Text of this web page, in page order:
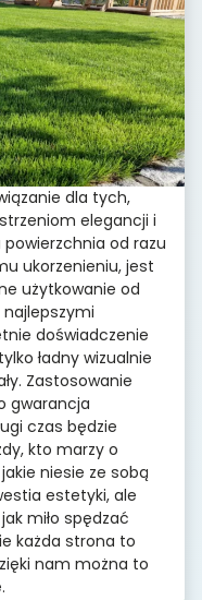
dla tych,
elegancji i
od razu
ukorzenieniu, jest
użytkowanie od
doświadczenie
ładny wizualnie
Zastosowanie
gwarancja
czas będzie
kto marzy o
niesie ze sobą
estetyki, ale
miło spędzać
każda strona to
nam można to